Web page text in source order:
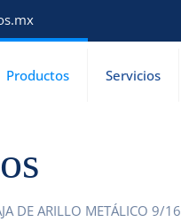
Productos Servicios
DE ARILLO METÁLICO 9/